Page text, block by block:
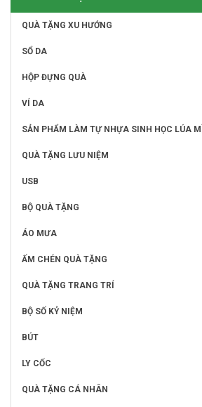
QUÀ TẶNG XU HƯỚNG
SỔ DA
HỘP ĐỰNG QUÀ
VÍ DA
SẢN PHẨM LÀM TỰ NHỰA SINH HỌC LÚA MÌ
QUÀ TẶNG LƯU NIỆM
USB
BỘ QUÀ TẶNG
ÁO MƯA
ẤM CHÉN QUÀ TẶNG
QUÀ TẶNG TRANG TRÍ
BỘ SỐ KỶ NIỆM
BÚT
LY CỐC
QUÀ TẶNG CÁ NHÂN